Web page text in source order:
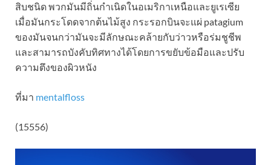
สิบชนิด พวกมันมีถิ่นกำเนิดในอเมริกาเหนือและยูเรเซีย
เมื่อมันกระโดดจากต้นไม้สูง กระรอกบินจะแผ่ patagium
ของมันจนกว่ามันจะมีลักษณะคล้ายกับว่าวหรือร่มชูชีพ
และสามารถบังคับทิศทางได้โดยการขยับข้อมือและปรับ
ความตึงของผิวหนัง
ที่มา mentalfloss
(15556)